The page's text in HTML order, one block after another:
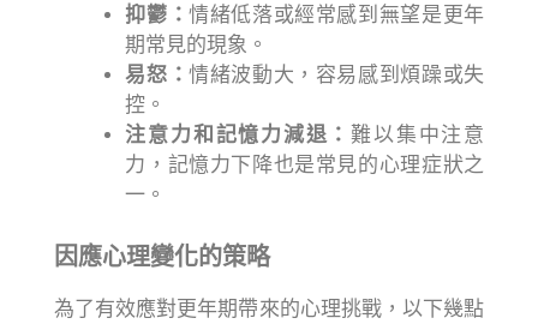
抑鬱：情緒低落或經常感到無望是更年
期常見的現象。
易怒：情緒波動大，容易感到煩躁或失
控。
注意力和記憶力減退：難以集中注意
力，記憶力下降也是常見的心理症狀之
一。
因應心理變化的策略
為了有效應對更年期帶來的心理挑戰，以下幾點